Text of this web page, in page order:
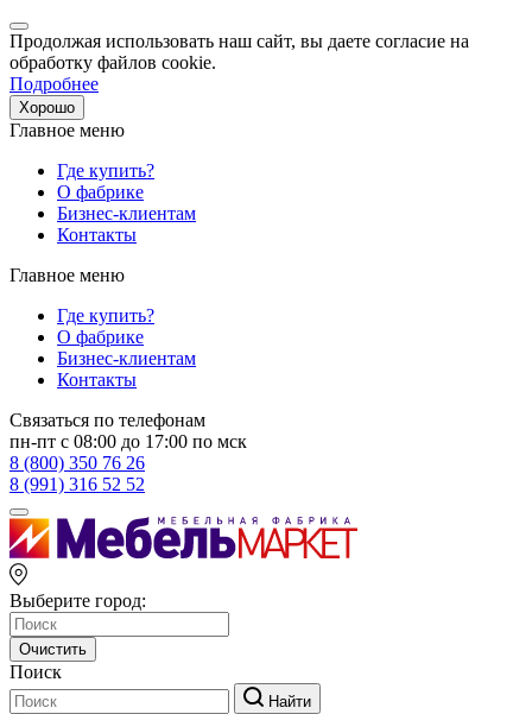
Продолжая использовать наш сайт, вы даете согласие на
обработку файлов cookie.
Подробнее
Хорошо
Главное меню
Где купить?
О фабрике
Бизнес-клиентам
Контакты
Главное меню
Где купить?
О фабрике
Бизнес-клиентам
Контакты
Связаться по телефонам
пн-пт с 08:00 до 17:00 по мск
8 (800) 350 76 26
8 (991) 316 52 52
Выберите город:
Очистить
Поиск
Найти